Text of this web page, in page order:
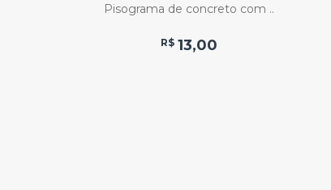
Pisograma de concreto com ..
R$ 13,00